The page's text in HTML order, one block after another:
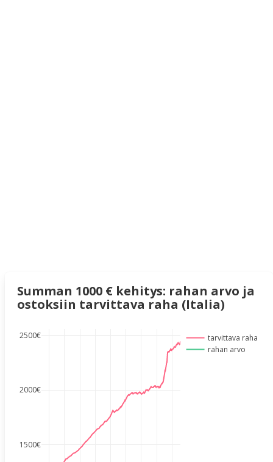
Summan 1000 € kehitys: rahan arvo ja
ostoksiin tarvittava raha (Italia)
1500€
2000€
2500€
tarvittava raha
rahan arvo